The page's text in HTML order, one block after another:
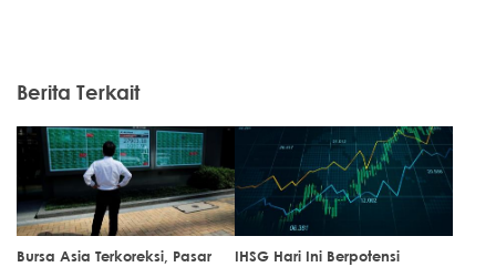
Berita Terkait
Bursa Asia Terkoreksi, Pasar
IHSG Hari Ini Berpotensi